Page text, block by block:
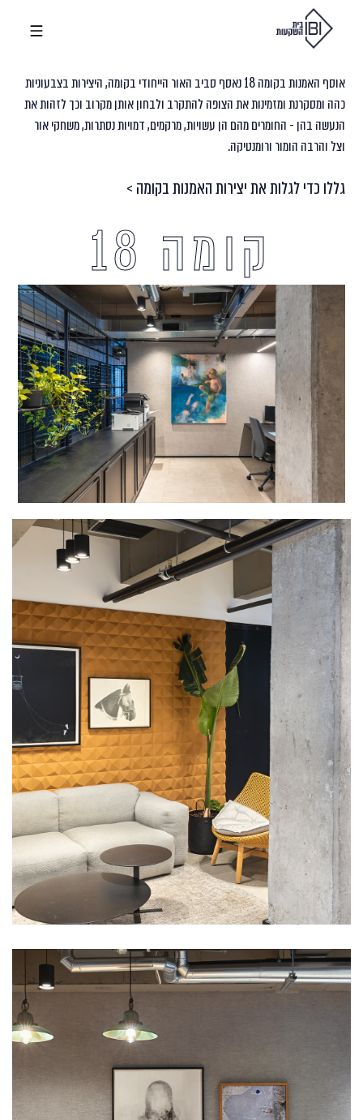
קומה 18
אוסף האמנות בקומה 18 נאסף סביב האור הייחודי בקומה, היצירות בצבעוניות
כהה ומסקרנת ומזמינות את הצופה להתקרב ולבחון אותן מקרוב וכך לזהות את
הנעשה בהן - החומרים מהם הן עשויות, מרקמים, דמויות נסתרות, משחקי אור
וצל והרבה הומור ורומנטיקה.
גללו כדי לגלות את יצירות האמנות בקומה >